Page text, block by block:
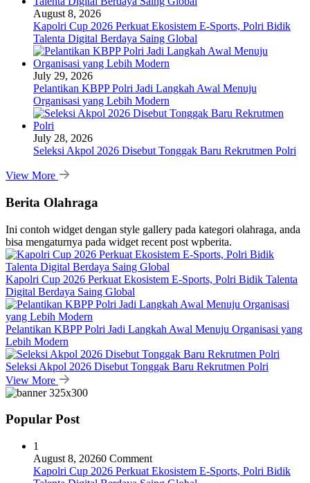
August 8, 2026
Kapolri Cup 2026 Perkuat Ekosistem E-Sports, Polri Bidik
Talenta Digital Berdaya Saing Global
July 29, 2026
Pelantikan KBPP Polri Jadi Langkah Awal Menuju
Organisasi yang Lebih Modern
July 28, 2026
Seleksi Akpol 2026 Disebut Tonggak Baru Rekrutmen Polri
View More
Berita Olahraga
Ini contoh widget dengan style gallery pada kategori olahraga, anda
bisa mengaturnya pada widget recent post wpberita.
Kapolri Cup 2026 Perkuat Ekosistem E-Sports, Polri Bidik Talenta
Digital Berdaya Saing Global
Pelantikan KBPP Polri Jadi Langkah Awal Menuju Organisasi yang
Lebih Modern
Seleksi Akpol 2026 Disebut Tonggak Baru Rekrutmen Polri
View More
Popular Post
1
August 8, 20260 Comment
Kapolri Cup 2026 Perkuat Ekosistem E-Sports, Polri Bidik